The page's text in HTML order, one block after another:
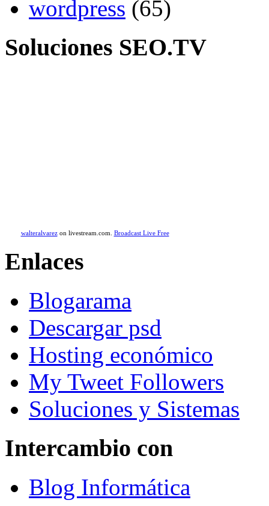
wordpress (65)
Soluciones SEO.TV
walteralvarezon livestream.com. Broadcast Live Free
Enlaces
Blogarama
Descargar psd
Hosting económico
My Tweet Followers
Soluciones y Sistemas
Intercambio con
Blog Informática